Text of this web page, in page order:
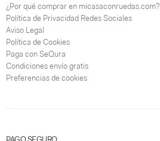
¿Por qué comprar en micasaconruedas.com?
Política de Privacidad Redes Sociales
Aviso Legal
Política de Cookies
Paga con SeQura
Condiciones envío gratis
Preferencias de cookies